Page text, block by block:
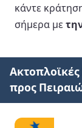
κάντε
σήμερα με
Ακτοπλοϊκές
προς